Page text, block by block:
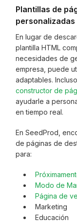
Plantillas de
personalizadas
En lugar de
plantilla HTML
necesidades de
empresa, puede
adaptables.
constructor de
ayudarle a
en tiempo real.
En SeedProd,
de páginas de
para:
Modo de
Página de
Marketing
Educación